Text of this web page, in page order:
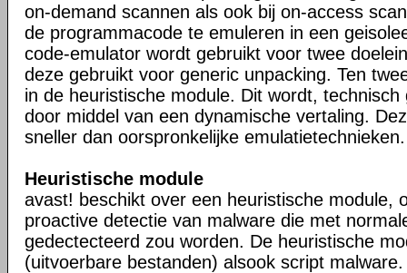
on-demand scannen als ook bij on-access
de programmacode te emuleren in een
code-emulator wordt gebruikt voor twee
deze gebruikt voor generic unpacking. Ten
in de heuristische module. Dit wordt,
door middel van een dynamische vertaling.
sneller dan oorspronkelijke emulatietechnieken.
Heuristische module
avast! beschikt over een heuristische module,
proactive detectie van malware die met
gedectecteerd zou worden. De heuristische
(uitvoerbare bestanden) alsook script malware.